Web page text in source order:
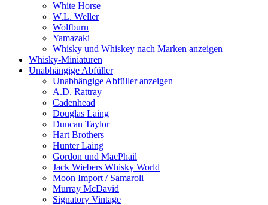
White Horse
W.L. Weller
Wolfburn
Yamazaki
Whisky und Whiskey nach Marken anzeigen
Whisky-Miniaturen
Unabhängige Abfüller
Unabhängige Abfüller anzeigen
A.D. Rattray
Cadenhead
Douglas Laing
Duncan Taylor
Hart Brothers
Hunter Laing
Gordon und MacPhail
Jack Wiebers Whisky World
Moon Import / Samaroli
Murray McDavid
Signatory Vintage